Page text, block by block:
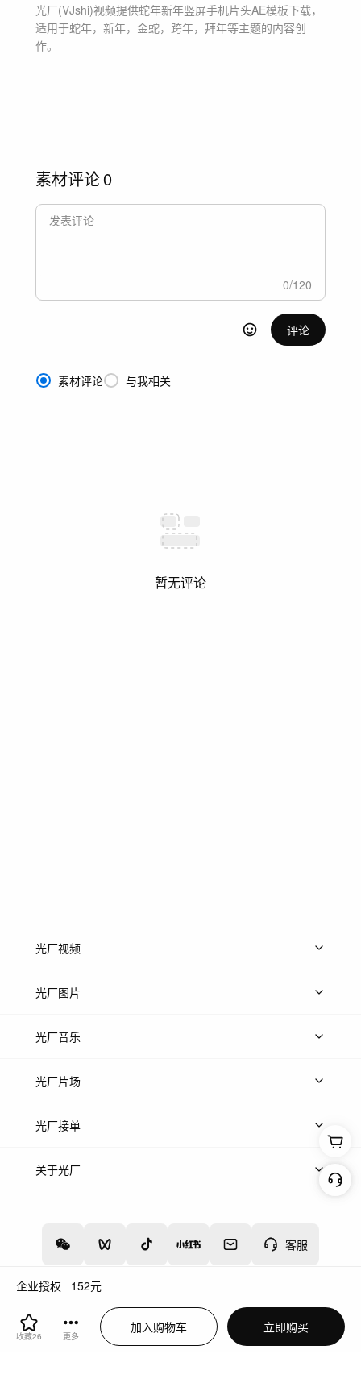
企业授权 152元
收藏26 更多
加入购物车 立即购买
光厂(VJshi)视频提供蛇年新年竖屏手机片头AE模板下载，
适用于蛇年，新年，金蛇，跨年，拜年等主题的内容创
作。
素材评论0
0/120
评论
素材评论 与我相关
暂无评论
客服
光厂视频
上传视频
光厂图片
上传图片
光厂音乐
热门音乐
光厂片场
上传案例
光厂接单
上架服务
关于光厂
增值电信业务经营许可证：川B2-20160192
蜀ICP备12020238号-4
川公网安备51019002000262
违法和不良信息举报中心